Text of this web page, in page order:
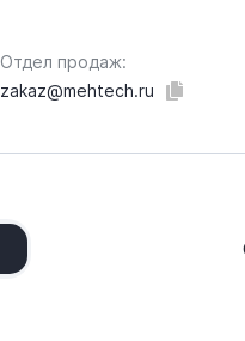
Отдел продаж:
zakaz@mehtech.ru